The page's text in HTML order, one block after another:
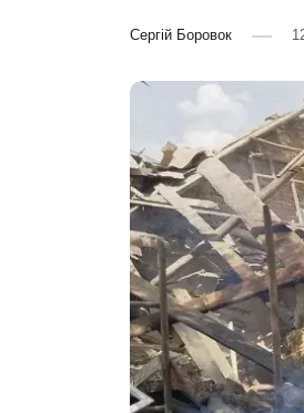
Сергій Боровок